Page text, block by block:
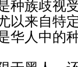
种族歧视
以来自特
华人中的